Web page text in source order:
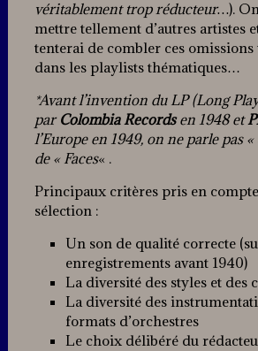
véritablement trop réducteur…).
mettre tellement d’autres artistes
tenterai de combler ces
dans les playlists thématiques…
*Avant l’invention du LP (Long
par Colombia Recordsen 1948 et
l’Europe en 1949, on ne parle pas «
de « Faces« .
Principaux critères pris en
sélection :
Un son de qualité correcte
enregistrements avant 1940)
La diversité des styles et des
La diversité des
formats d’orchestres
Le choix délibéré du